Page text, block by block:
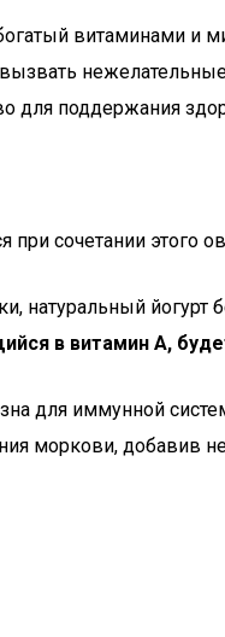
витаминами и
для поддержания
при сочетании
натуральный
в витамин А,
для иммунной
моркови, добавив